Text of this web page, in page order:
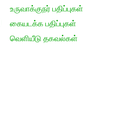
உருவாக்குநர் பதிப்புகள்
கையடக்க பதிப்புகள்
வெளியீடு தகவல்கள்